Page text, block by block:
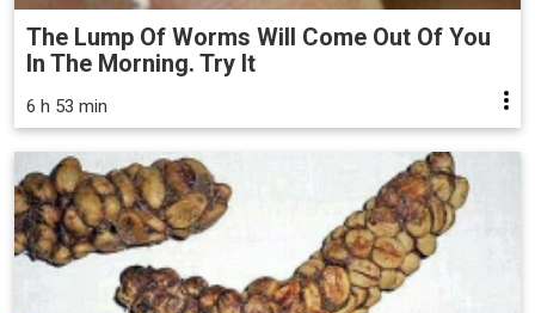
The Lump Of Worms Will Come Out Of You
In The Morning. Try It
6 h 53 min